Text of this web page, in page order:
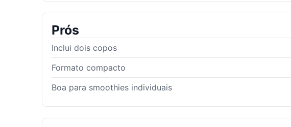
Prós
Inclui dois copos
Formato compacto
Boa para smoothies individuais